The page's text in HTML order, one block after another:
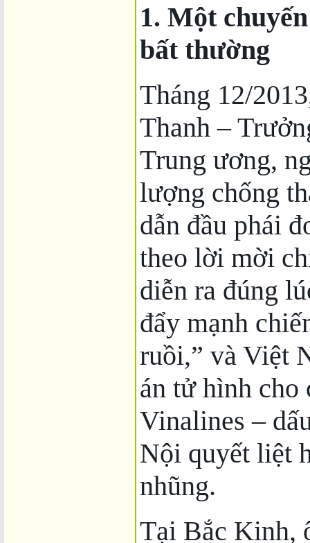
1. Một
bất thường
Tháng 12/
Thanh –
Trung ương,
lượng chống
dẫn đầu phái
theo lời mời
diễn ra đúng
đẩy mạnh
ruồi,” và Việt
án tử hình cho
Vinalines –
Nội quyết liệt
nhũng.
Tại Bắc Kinh,